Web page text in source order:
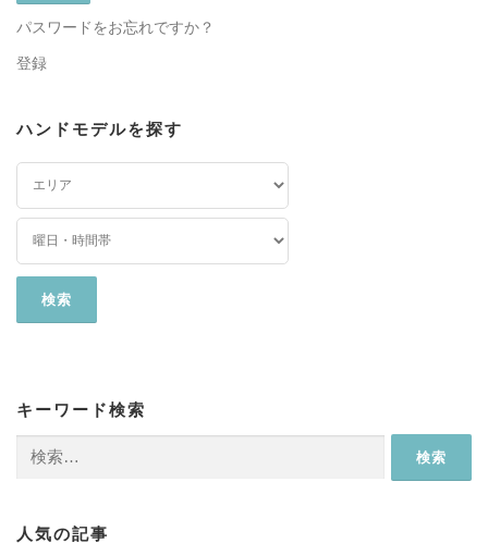
パスワードをお忘れですか？
登録
ハンドモデルを探す
キーワード検索
人気の記事